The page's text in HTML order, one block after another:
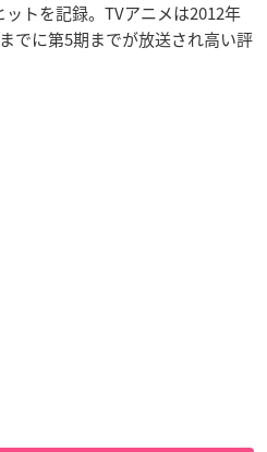
トを記録。TVアニメは2012年
でに第5期までが放送され高い評